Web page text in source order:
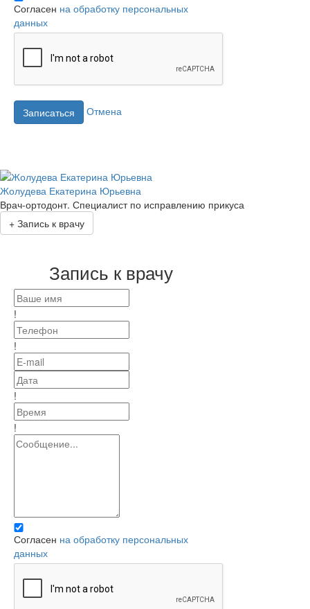
Согласен на обработку персональных
данных
Записаться Отмена
Жолудева Екатерина Юрьевна
Врач-ортодонт. Специалист по исправлению прикуса
+ Запись к врачу
Запись к врачу
!
!
!
!
Согласен на обработку персональных
данных